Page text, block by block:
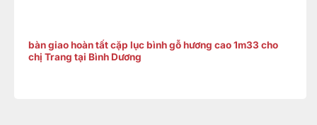
bàn giao hoàn tất cặp lục bình gỗ hương cao 1m33 cho
chị Trang tại Bình Dương